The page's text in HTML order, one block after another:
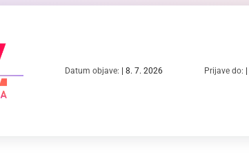
Datum objave: 8. 7. 2026 Prijave do: